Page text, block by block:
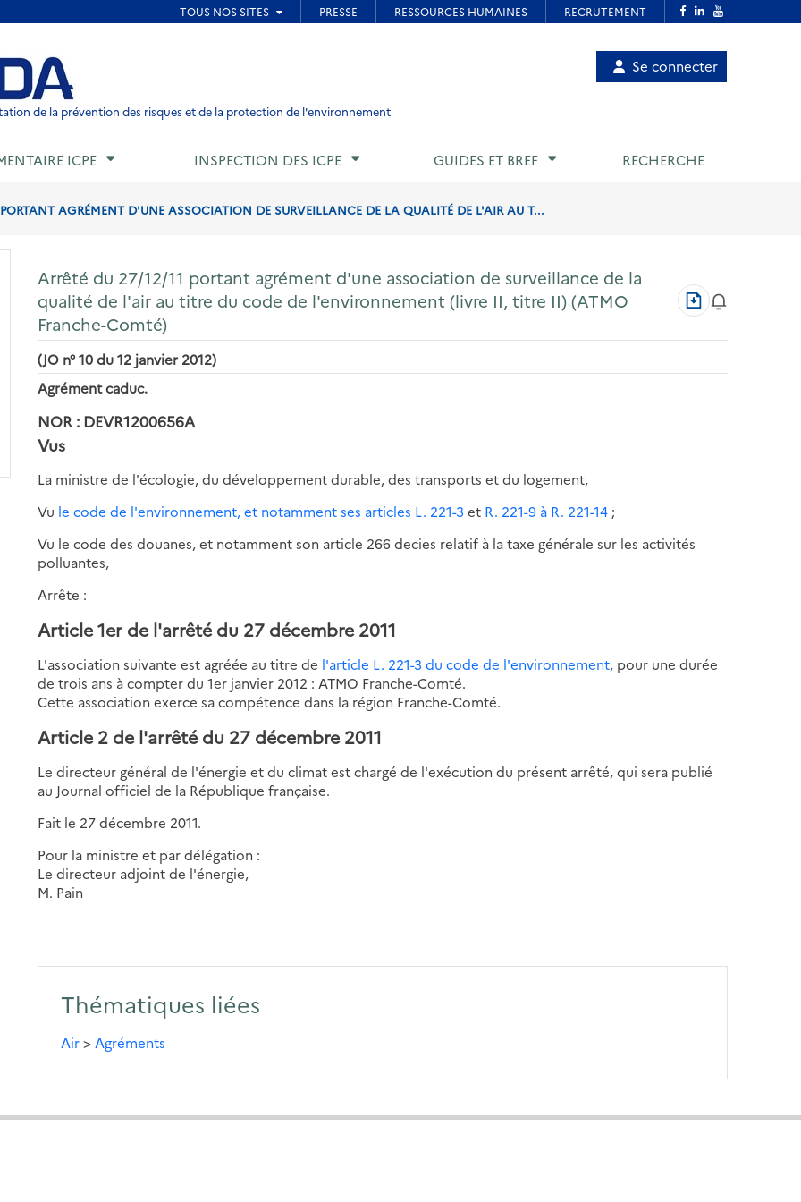
de page
de la prévention des risques et de la protection de l'environnement
Menu
utilisateur
Se connecter
ICPE INSPECTION DES ICPE GUIDES ET BREF RECHERCHE
AGRÉMENT D'UNE ASSOCIATION DE SURVEILLANCE DE LA QUALITÉ DE L'AIR AU T...
Arrêté du 27/12/11 portant agrément d'une association de surveillance de la
qualité de l'air au titre du code de l'environnement (livre II, titre II) (ATMO
Franche-Comté)
Télécharger
au
(JO n° 10 du 12 janvier 2012)
Agrément caduc.
NOR : DEVR1200656A
Vus
La ministre de l'écologie, du développement durable, des transports et du logement,
Vu le code de l'environnement, et notamment ses articles L. 221-3 et R. 221-9 à R. 221-14 ;
Vu le code des douanes, et notamment son article 266 decies relatif à la taxe générale sur les activités
polluantes,
Arrête :
Article 1er de l'arrêté du 27 décembre 2011
L'association suivante est agréée au titre de l'article L. 221-3 du code de l'environnement, pour une durée
de trois ans à compter du 1er janvier 2012 : ATMO Franche-Comté.
Cette association exerce sa compétence dans la région Franche-Comté.
Article 2 de l'arrêté du 27 décembre 2011
Le directeur général de l'énergie et du climat est chargé de l'exécution du présent arrêté, qui sera publié
au Journal officiel de la République française.
Fait le 27 décembre 2011.
Pour la ministre et par délégation :
Le directeur adjoint de l'énergie,
M. Pain
Thématiques liées
Air> Agréments